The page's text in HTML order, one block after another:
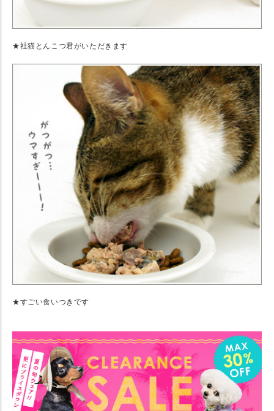
★社猫とんこつ君がいただきます
★すごい食いつきです